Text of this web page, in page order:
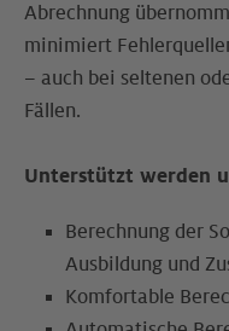
Abrechnung
minimiert
– auch bei seltenen
Fällen.
Unterstützt werden
Berechnung der
Ausbildung und
Komfortable